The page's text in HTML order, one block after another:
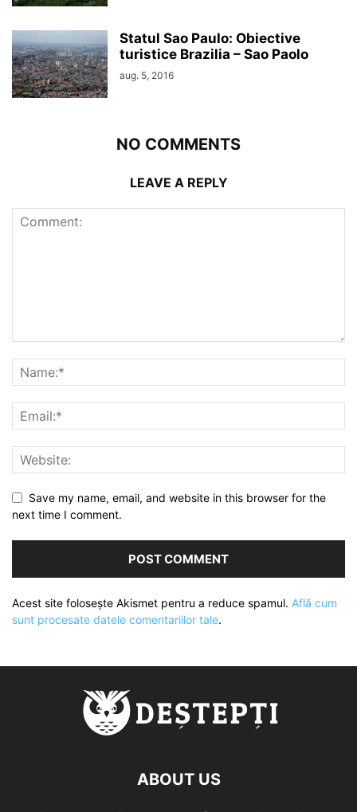
Statul Sao Paulo: Obiective
turistice Brazilia – Sao Paolo
aug. 5, 2016
NO COMMENTS
LEAVE A REPLY
Save my name, email, and website in this browser for the
next time I comment.
Acest site folosește Akismet pentru a reduce spamul. Află cum
sunt procesate datele comentariilor tale.
ABOUT US